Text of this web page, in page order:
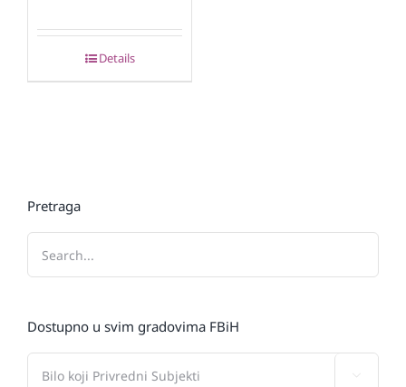
Details
Pretraga
Dostupno u svim gradovima FBiH